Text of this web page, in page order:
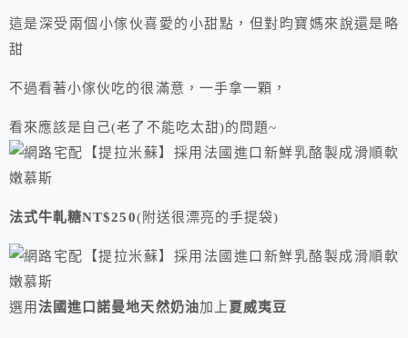
這是深受兩個小傢伙喜愛的小甜點，但對昀寶媽來說還是略
甜
不過看著小傢伙吃的很滿意，一手拿一顆，
看來應該是自己(老了不能吃太甜)的問題~
法式牛軋糖NT$250(附送很漂亮的手提袋)
選用法國進口諾曼地天然奶油加上夏威夷豆